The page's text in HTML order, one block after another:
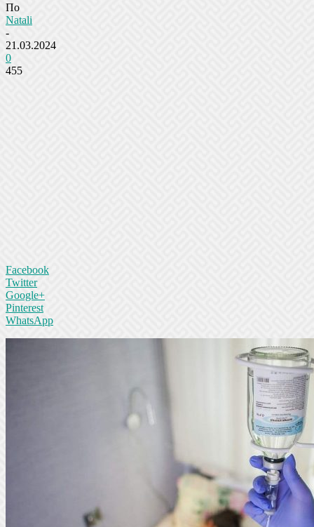
По
Natali
-
21.03.2024
0
455
Facebook
Twitter
Google+
Pinterest
WhatsApp